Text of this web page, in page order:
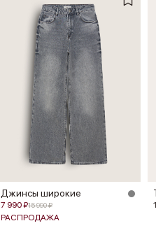
Джинсы широкие
7 990 ₽15 990 ₽
РАСПРОДАЖА